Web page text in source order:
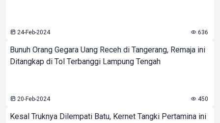
24-Feb-2024 636
Bunuh Orang Gegara Uang Receh di Tangerang, Remaja ini
Ditangkap di Tol Terbanggi Lampung Tengah
20-Feb-2024 450
Kesal Truknya Dilempati Batu, Kernet Tangki Pertamina ini